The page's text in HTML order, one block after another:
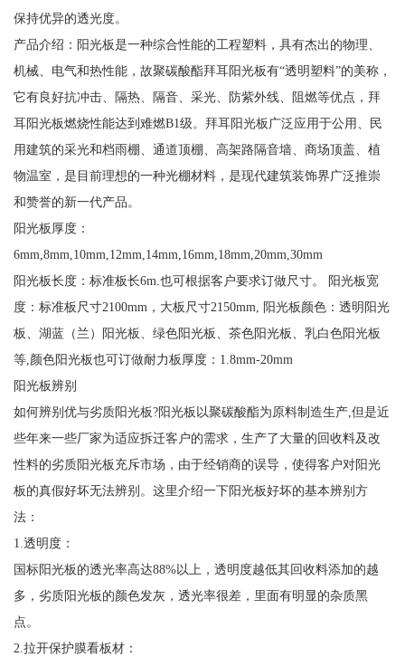
保持优异的透光度。
产品介绍：阳光板是一种综合性能的工程塑料，具有杰出的物理、
机械、电气和热性能，故聚碳酸酯拜耳阳光板有“透明塑料”的美称，
它有良好抗冲击、隔热、隔音、采光、防紫外线、阻燃等优点，拜
耳阳光板燃烧性能达到难燃B1级。拜耳阳光板广泛应用于公用、民
用建筑的采光和档雨棚、通道顶棚、高架路隔音墙、商场顶盖、植
物温室，是目前理想的一种光棚材料，是现代建筑装饰界广泛推崇
和赞誉的新一代产品。
阳光板厚度：
6mm,8mm,10mm,12mm,14mm,16mm,18mm,20mm,30mm
阳光板长度：标准板长6m.也可根据客户要求订做尺寸。 阳光板宽
度：标准板尺寸2100mm，大板尺寸2150mm, 阳光板颜色：透明阳光
板、湖蓝（兰）阳光板、绿色阳光板、茶色阳光板、乳白色阳光板
等,颜色阳光板也可订做耐力板厚度：1.8mm-20mm
阳光板辨别
如何辨别优与劣质阳光板?阳光板以聚碳酸酯为原料制造生产,但是近
些年来一些厂家为适应拆迁客户的需求，生产了大量的回收料及改
性料的劣质阳光板充斥市场，由于经销商的误导，使得客户对阳光
板的真假好坏无法辨别。这里介绍一下阳光板好坏的基本辨别方
法：
1.透明度：
国标阳光板的透光率高达88%以上，透明度越低其回收料添加的越
多，劣质阳光板的颜色发灰，透光率很差，里面有明显的杂质黑
点。
2.拉开保护膜看板材：